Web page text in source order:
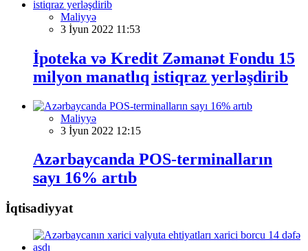
Maliyyə
3 İyun 2022 11:53
İpoteka və Kredit Zəmanət Fondu 15
milyon manatlıq istiqraz yerləşdirib
Maliyyə
3 İyun 2022 12:15
Azərbaycanda POS-terminalların
sayı 16% artıb
İqtisadiyyat